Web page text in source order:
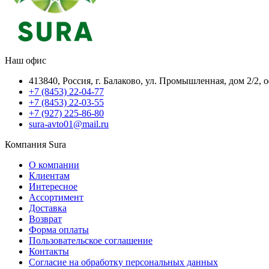
Наш офис
413840, Россия, г. Балаково, ул. Промышленная, дом 2/2,
+7 (8453) 22-04-77
+7 (8453) 22-03-55
+7 (927) 225-86-80
sura-avto01@mail.ru
Компания Sura
О компании
Клиентам
Интересное
Ассортимент
Доставка
Возврат
Форма оплаты
Пользовательское соглашение
Контакты
Согласие на обработку персональных данных